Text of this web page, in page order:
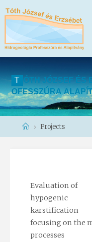
T ÓT H J ÓZS E F ÉS
OFESSZÚ RA ALAPÍ
HomeProjects
Evaluation of
hypogenic
karstification
focusing on the
processes